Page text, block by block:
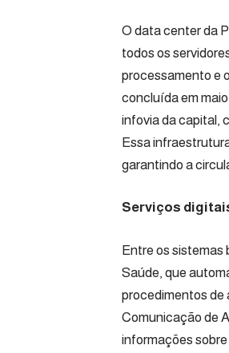
O data center da
todos os
processamento e
concluída em
infovia da capital,
Essa
garantindo a
Serviços
Entre os sistemas
Saúde, que
procedimentos de
Comunicação de
informações